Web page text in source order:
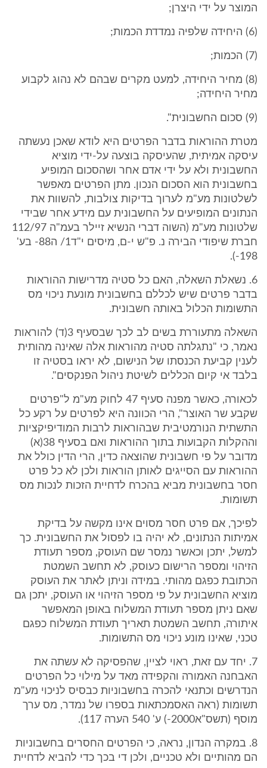
המוצר על ידי היצרן;
(6) היחידה שלפיה נמדדת הכמות;
(7) הכמות;
(8) מחיר היחידה, למעט מקרים שבהם לא נהוג לקבוע
מחיר היחידה;
(9) סכום החשבונית".
מטרת ההוראות בדבר הפרטים היא לודא שאכן נעשתה
עיסקה אמיתית, שהעיסקה בוצעה על-ידי מוציא
החשבונית ולא על ידי אדם אחר ושהסכום המופיע
בחשבונית הוא הסכום הנכון. מתן הפרטים מאפשר
לשלטונות מע"מ לערוך בדיקות צולבות, להשוות את
הנתונים המופיעים על החשבונית עם מידע אחר שבידי
שלטונות מע"מ (השוה דברי הנשיא זיילר בעמ"ה 112/97
חברת שיפודי הבירה נ. פ"ש י-ם, מיסים י"ד1/ ה88- בע'
198-).
6. נשאלת השאלה, האם כל סטיה מדרישות ההוראות
בדבר פרטים שיש לכללם בחשבונית מונעת ניכוי מס
התשומות הכלול באותה חשבונית.
השאלה מתעוררת בשים לב לכך שבסעיף 3(ד) להוראות
נאמר, כי "נתגלתה סטיה מהוראות אלה שאינה מהותית
לענין קביעת הכנסתו של הנישום, לא יראו בסטיה זו
בלבד אי קיום הכללים לשיטת ניהול הפנקסים".
לכאורה, כאשר מפנה סעיף 47 לחוק מע"מ ל"פרטים
שקבע שר האוצר", הרי הכוונה היא לפרטים על רקע כל
התשתית הנורמטיבית שבהוראות לרבות המודיפיקציות
וההקלות הקבועות בתוך ההוראות ואם בסעיף 38(א)
מדובר על פי חשבונית שהוצאה כדין, הרי הדין כולל את
ההוראות עם הסייגים לאותן הוראות ולכן לא כל פרט
חסר בחשבונית מביא בהכרח לדחיית הזכות לנכות מס
תשומות.
לפיכך, אם פרט חסר מסוים אינו מקשה על בדיקת
אמיתות הנתונים, לא יהיה בו לפסול את החשבונית. כך
למשל, יתכן וכאשר נמסר שם העוסק, מספר תעודת
הזיהוי ומספר הרישום כעוסק, לא תחשב השמטת
הכתובת כפגם מהותי. במידה וניתן לאתר את העוסק
מוציא החשבונית על פי מספר הזיהוי או העוסק, יתכן גם
שאם ניתן מספר תעודת המשלוח באופן המאפשר
איתורה, תחשב השמטת תאריך תעודת המשלוח כפגם
טכני, שאינו מונע ניכוי מס התשומות.
7. יחד עם זאת, ראוי לציין, שהפסיקה לא עשתה את
האבחנה האמורה והקפידה מאד על מילוי כל הפרטים
הנדרשים וכתנאי להכרה בחשבוניות כבסיס לניכוי מע"מ
תשומות (ראה האסמכתאות בספרו של נמדר, מס ערך
מוסף (תשס"א2000-) ע' 540 הערה 117).
8. במקרה הנדון, נראה, כי הפרטים החסרים בחשבוניות
הם מהותיים ולא טכניים, ולכן די בכך כדי להביא לדחיית